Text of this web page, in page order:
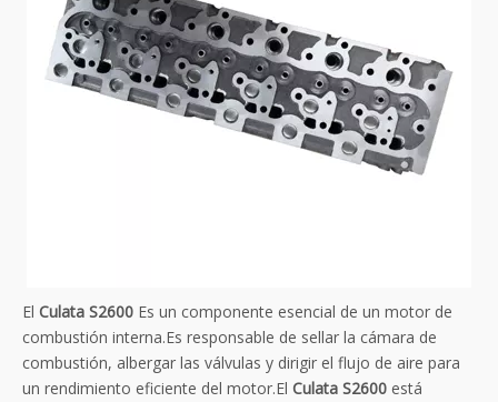
El Culata S2600 Es un componente esencial de un motor de
combustión interna.Es responsable de sellar la cámara de
combustión, albergar las válvulas y dirigir el flujo de aire para
un rendimiento eficiente del motor.El Culata S2600 está